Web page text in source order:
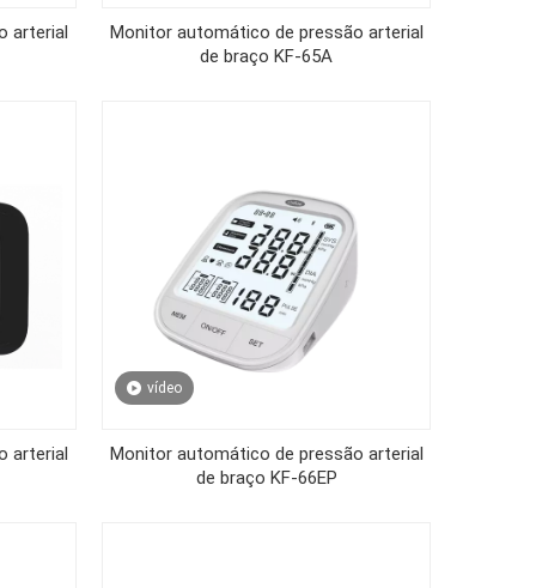
arterial
Monitor automático de pressão arterial
de braço KF-65A
arterial
vídeo
Monitor automático de pressão arterial
de braço KF-66EP